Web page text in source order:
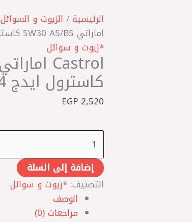
الرئيسية/ الزيوت و السوائل
اماراتي 5W30 A5/B5 كاسترول ايدج 4لتر
*زيوت و سوائل
كاسترول ايدج 4لتر
EGP 2,520
Castrol
اماراتي
5W30
A5/B5
كاسترول
ايدج
4لتر
إضافة إلى السلة
التصنيف: *زيوت و سوائل
الوصف
مراجعات (0)